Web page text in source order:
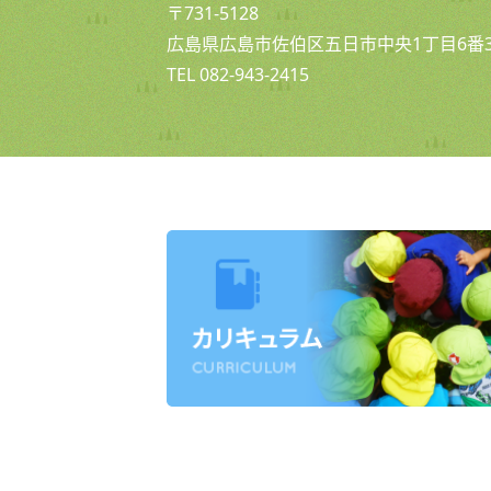
〒731-5128
広島県広島市佐伯区五日市中央1丁目6番
TEL 082-943-2415